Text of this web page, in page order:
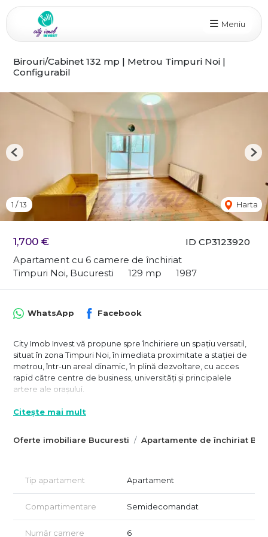
Meniu
Birouri/Cabinet 132 mp | Metrou Timpuri Noi |
Configurabil
ID CP3123920
1,700 €
Apartament cu 6 camere de închiriat
Timpuri Noi, Bucuresti
129 mp 1987
1 /13 Harta
Previous
Oferte imobiliare Bucuresti Apartamente de închiriat
WhatsApp Facebook
City Imob Invest vă propune spre închiriere un spațiu versatil,
situat în zona Timpuri Noi, în imediata proximitate a stației de
metrou, într-un areal dinamic, în plină dezvoltare, cu acces
rapid către centre de business, universități și principalele
artere ale orașului.
principal, spațiul beneficiază de vizibilitate și acces facil,
desfășurarea activităților profesionale precum: cabinet
notarial, avocatură, centru educațional, birouri, firmă de
construit în 1987 și are o suprafață totală de aproximativ 193
mp, configurată într-un mod flexibil, care permite multiple
Citește mai mult
Tip apartament Apartament
Compartimentare Semidecomandat
Număr camere 6